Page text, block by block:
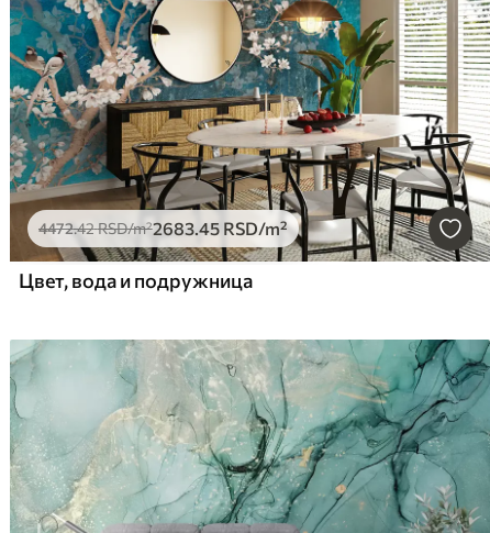
4472.42RSD/m²2683.45 RSD/m²
Цвет, вода и подружница